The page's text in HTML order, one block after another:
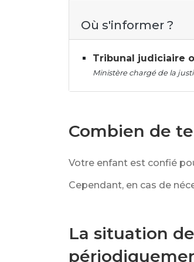
Où s'informer ?
Tribunal judiciaire
Ministère chargé de la
Combien de
Votre enfant est confié
Cependant, en cas de
La situation